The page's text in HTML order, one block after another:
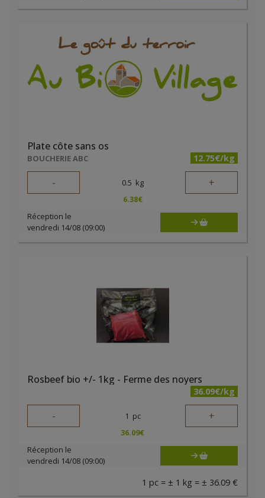
Plate côte sans os
BOUCHERIE ABC 12.75€/kg
- 0.5 kg +
6.38€
Réception le
vendredi 14/08 (09:00)
Rosbeef bio +/- 1kg - Ferme des noyers
36.09€/kg
- 1 pc +
36.09€
Réception le
vendredi 14/08 (09:00)
1 pc = ± 1 kg = ± 36.09 €